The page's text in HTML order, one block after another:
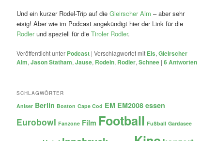
Und ein kurzer Rodel-Trip auf dieGleirscher Alm – aber sehr
eisig! Aber wie im Podcast angekündigt hier der Link für die
Rodlerund speziell für dieTiroler Rodler.
Veröffentlicht unter Podcast |Verschlagwortet mit Eis,Gleirscher
Alm,Jason Statham,Jause, Rodeln, Rodler,Schnee |6Antworten
SCHLAGWÖRTER
Aniser Berlin Boston Cape Cod EM EM2008 essen
Eurobowl Fanzone Film Football Fußball Gardasee